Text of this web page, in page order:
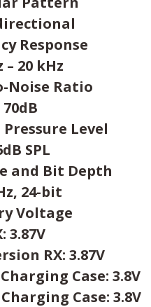
Response
– 20 kHz
Noise Ratio
70dB
Level
SPL
and Bit Depth
24-bit
Voltage
3.87V
RX: 3.87V
Case: 3.8V
Case: 3.8V